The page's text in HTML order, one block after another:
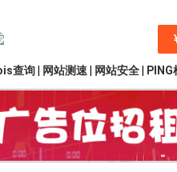
查询| 网站测速| 网站安全| PING